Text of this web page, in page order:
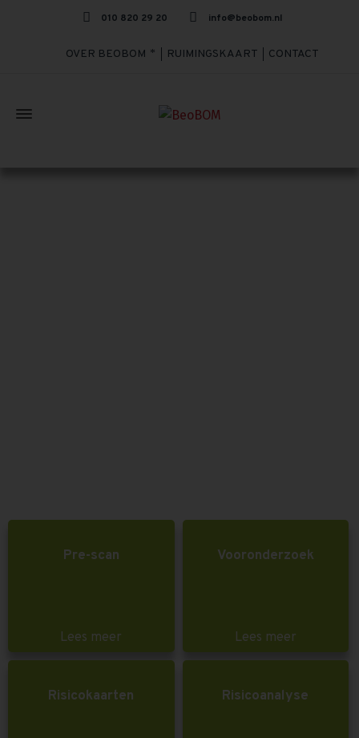
010 820 29 20 info@beobom.nl
OVER BEOBOM RUIMINGSKAART CONTACT
Pre-scan
Lees meer
Vooronderzoek
Lees meer
Risicokaarten Risicoanalyse